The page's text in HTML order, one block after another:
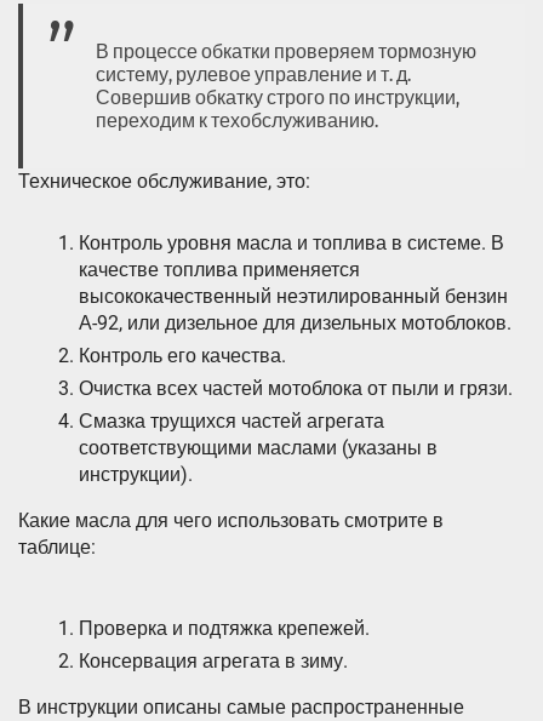
В процессе обкатки проверяем тормозную
систему, рулевое управление и т. д.
Совершив обкатку строго по инструкции,
переходим к техобслуживанию.
Техническое обслуживание, это:
Контроль уровня масла и топлива в системе. В
качестве топлива применяется
высококачественный неэтилированный бензин
А-92, или дизельное для дизельных мотоблоков.
Контроль его качества.
Очистка всех частей мотоблока от пыли и грязи.
Смазка трущихся частей агрегата
соответствующими маслами (указаны в
инструкции).
Какие масла для чего использовать смотрите в
таблице:
Проверка и подтяжка крепежей.
Консервация агрегата в зиму.
В инструкции описаны самые распространенные